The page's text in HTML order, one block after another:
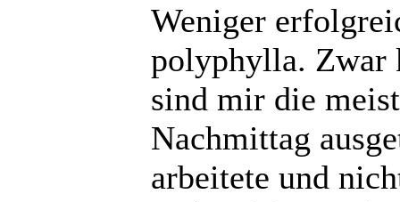
Weniger
polyphylla. Zwar
sind mir die
Nachmittag
arbeitete und